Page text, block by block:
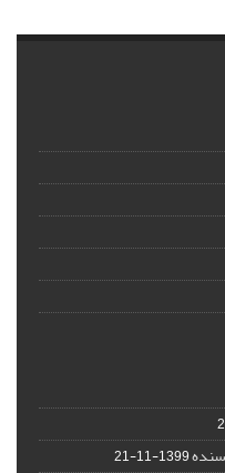
1399-11-21